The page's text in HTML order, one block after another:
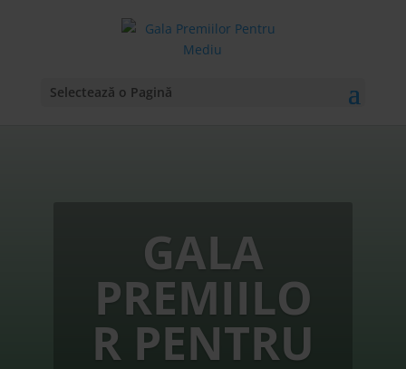
Selectează o Pagină
GALA
PREMIILO
R PENTRU